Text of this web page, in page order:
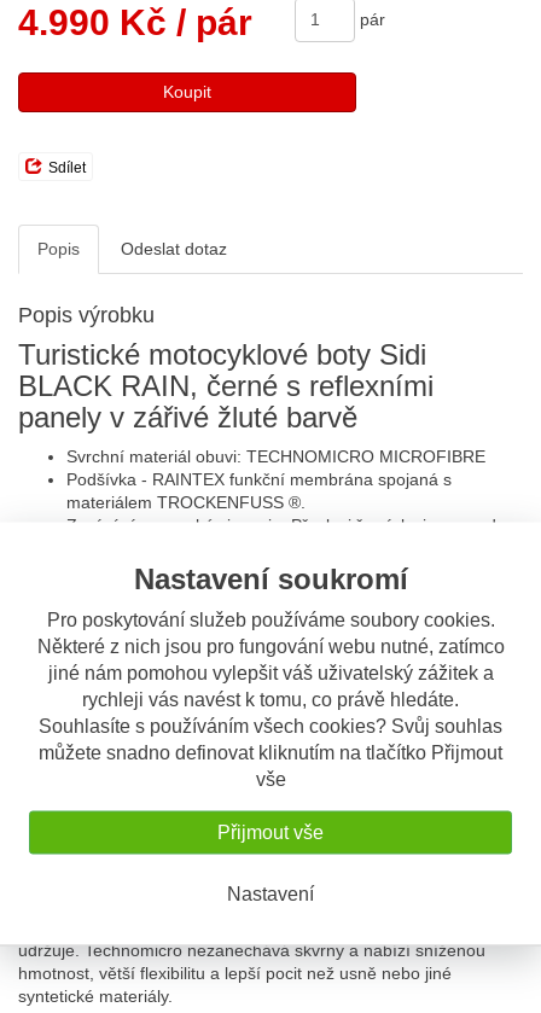
Nastavení soukromí
Pro poskytování služeb používáme soubory cookies.
Některé z nich jsou pro fungování webu nutné, zatímco
jiné nám pomohou vylepšit váš uživatelský zážitek a
rychleji vás navést k tomu, co právě hledáte.
Souhlasíte s používáním všech cookies? Svůj souhlas
můžete snadno definovat kliknutím na tlačítko Přijmout
vše
Přijmout vše
Nastavení
4.990 Kč / pár pár
Koupit
Sdílet
Popis Odeslat dotaz
Popis výrobku
Turistické motocyklové boty Sidi
BLACK RAIN, černé s reflexními
panely v zářivé žluté barvě
Svrchní materiál obuvi: TECHNOMICRO MICROFIBRE
Podšívka - RAINTEX funkční membrána spojaná s
materiálem TROCKENFUSS ®.
Zapínání na suchý zip a zip. Přezky i řemínky jsou snadno
Vnitřní chrániče paty, kotníku a špice.
Elastický panel v lýtkové oblasti
Protiskluzová gumová podrážka.
Reflexní prvky v zadní části.
CE certifikace - znamená, že výrobek splňuje požadavky na
základní zdravotní a bezpečnostní požadavky evropské
směrnice 89/686 / EEC
Při konstrukci většiny bot Sidi používá
novou generaci materiálu s názvem
"Technomicro". Technomicro je kompozitní
materiál, který vzniká z pramenů
mikrovlákna. Tato vlákna se chovají jako
přírodní kůže kůže, ale s výhodou vyšší
pevnosti, měkčí textury a nižší
hmotnost. Technomicro je také odolný
udržuje. Technomicro nezanechává skvrny a nabízí sníženou
hmotnost, větší flexibilitu a lepší pocit než usně nebo jiné
syntetické materiály.